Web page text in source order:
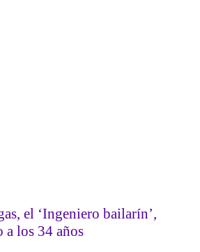
el ‘Ingeniero bailarín’,
los 34 años